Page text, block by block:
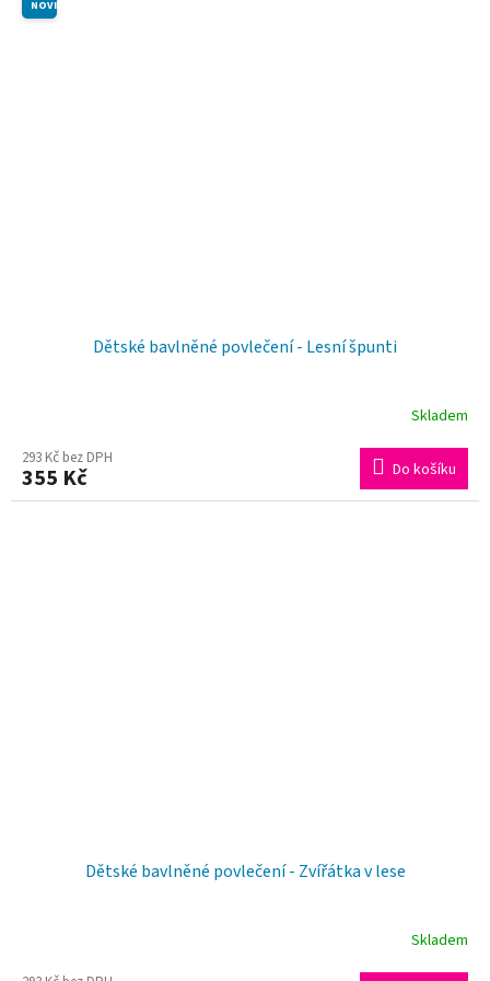
NOVINKA
Dětské bavlněné povlečení - Lesní špunti
Skladem
293 Kč bez DPH
355 Kč Do košíku
Dětské bavlněné povlečení - Zvířátka v lese
Skladem